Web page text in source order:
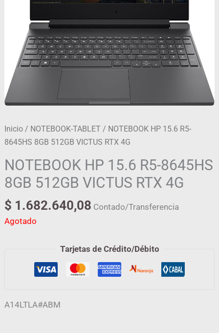
Inicio / NOTEBOOK-TABLET / NOTEBOOK HP 15.6 R5-
8645HS 8GB 512GB VICTUS RTX 4G
NOTEBOOK HP 15.6 R5-8645HS
8GB 512GB VICTUS RTX 4G
$ 1.682.640,08 Contado/Transferencia
Agotado
Tarjetas de Crédito/Débito
A14LTLA#ABM